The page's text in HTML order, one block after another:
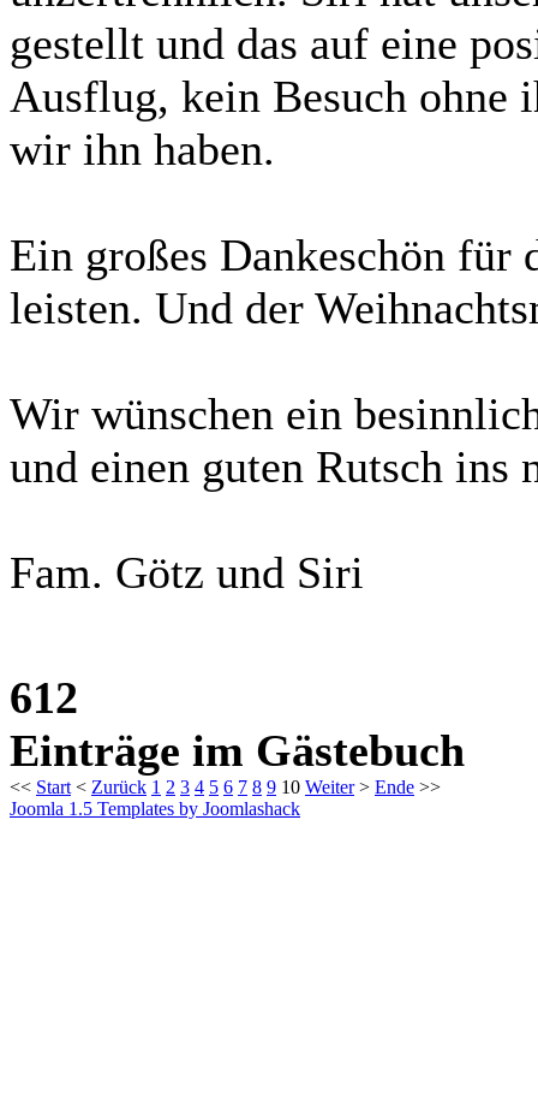
gestellt und das auf eine
Ausflug, kein Besuch ohne
wir ihn haben.
Ein großes Dankeschön
leisten. Und der
Wir wünschen ein
und einen guten Rutsch ins
Fam. Götz und Siri
612
Einträge im Gästebuch
<< Start < Zurück 1 2 3 4 5 6 7 8 9 10 Weiter> Ende >>
Joomla 1.5 Templates by Joomlashack